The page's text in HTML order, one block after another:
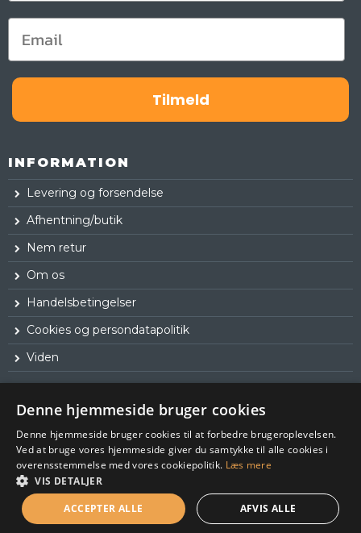
Tilmeld
INFORMATION
Levering og forsendelse
Afhentning/butik
Nem retur
Om os
Handelsbetingelser
Cookies og persondatapolitik
Viden
Denne hjemmeside bruger cookies
Denne hjemmeside bruger cookies til at forbedre brugeroplevelsen.
Ved at bruge vores hjemmeside giver du samtykke til alle cookies i
overensstemmelse med vores cookiepolitik. Læs mere
VIS DETALJER
ACCEPTER ALLE
AFVIS ALLE